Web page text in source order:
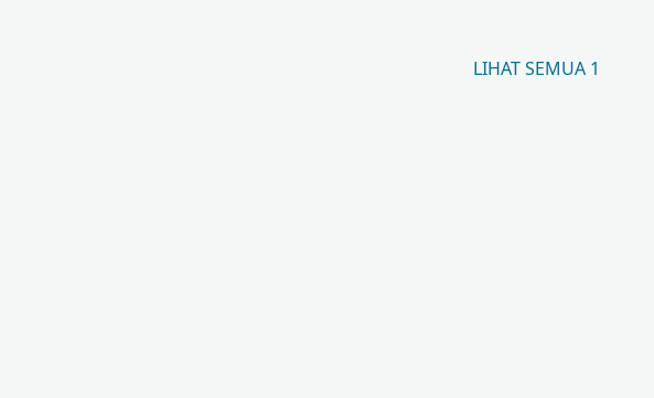
LIHAT SEMUA 1